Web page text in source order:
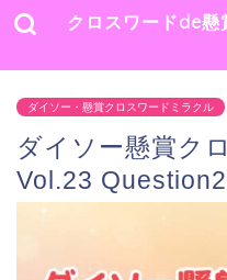
クロスワードde懸
ダイソー・懸賞クロスワードミラクル
ダイソー懸賞ク
Vol.23